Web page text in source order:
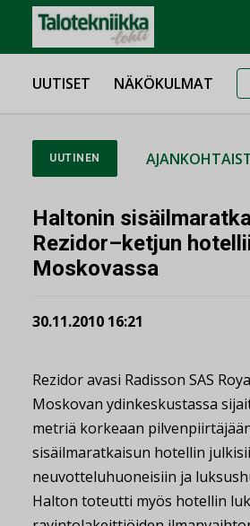
UUTISET NÄKÖKULMAT
UUTINEN
Haltonin
Rezidor–ketjun
Moskovassa
30.11.2010 16:21
Rezidor avasi Radisson SAS
Moskovan ydinkeskustassa
metriä korkeaan
sisäilmaratkaisun hotellin
neuvotteluhuoneisiin ja
Halton toteutti myös hotellin